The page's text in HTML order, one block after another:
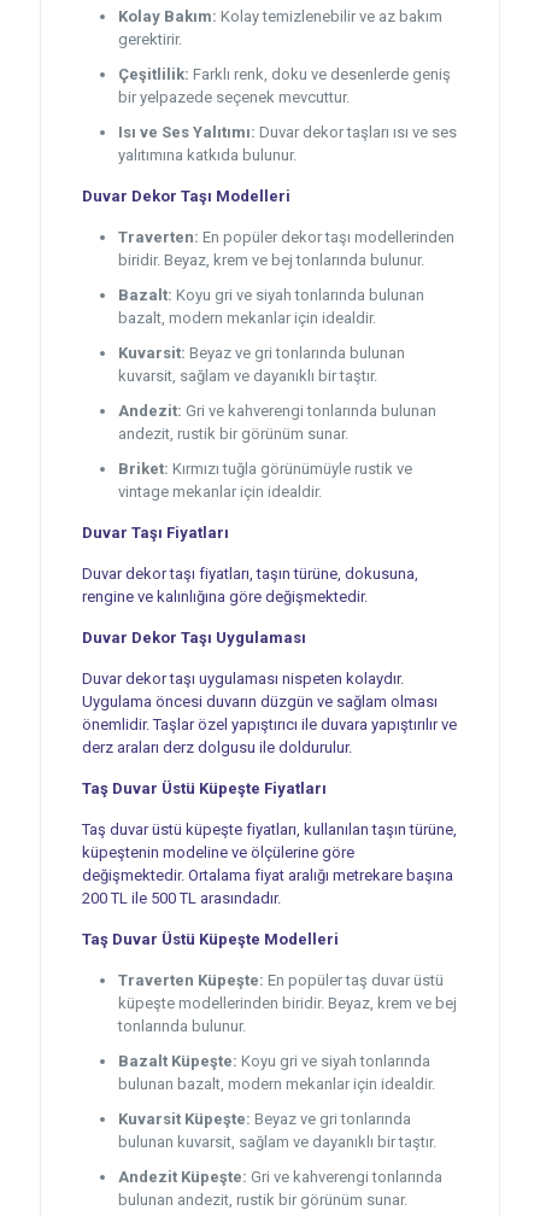
Kolay Bakım: Kolay temizlenebilir ve az bakım
gerektirir.
Çeşitlilik: Farklı renk, doku ve desenlerde geniş
bir yelpazede seçenek mevcuttur.
Isı ve Ses Yalıtımı: Duvar dekor taşları ısı ve ses
yalıtımına katkıda bulunur.
Duvar Dekor Taşı Modelleri
Traverten: En popüler dekor taşı modellerinden
biridir. Beyaz, krem ve bej tonlarında bulunur.
Bazalt: Koyu gri ve siyah tonlarında bulunan
bazalt, modern mekanlar için idealdir.
Kuvarsit: Beyaz ve gri tonlarında bulunan
kuvarsit, sağlam ve dayanıklı bir taştır.
Andezit: Gri ve kahverengi tonlarında bulunan
andezit, rustik bir görünüm sunar.
Briket: Kırmızı tuğla görünümüyle rustik ve
vintage mekanlar için idealdir.
Duvar Taşı Fiyatları
Duvar dekor taşı fiyatları, taşın türüne, dokusuna,
rengine ve kalınlığına göre değişmektedir.
Duvar Dekor Taşı Uygulaması
Duvar dekor taşı uygulaması nispeten kolaydır.
Uygulama öncesi duvarın düzgün ve sağlam olması
önemlidir. Taşlar özel yapıştırıcı ile duvara yapıştırılır ve
derz araları derz dolgusu ile doldurulur.
Taş Duvar Üstü Küpeşte Fiyatları
Taş duvar üstü küpeşte fiyatları, kullanılan taşın türüne,
küpeştenin modeline ve ölçülerine göre
değişmektedir. Ortalama fiyat aralığı metrekare başına
200 TL ile 500 TL arasındadır.
Taş Duvar Üstü Küpeşte Modelleri
Traverten Küpeşte: En popüler taş duvar üstü
küpeşte modellerinden biridir. Beyaz, krem ve bej
tonlarında bulunur.
Bazalt Küpeşte: Koyu gri ve siyah tonlarında
bulunan bazalt, modern mekanlar için idealdir.
Kuvarsit Küpeşte: Beyaz ve gri tonlarında
bulunan kuvarsit, sağlam ve dayanıklı bir taştır.
Andezit Küpeşte: Gri ve kahverengi tonlarında
bulunan andezit, rustik bir görünüm sunar.